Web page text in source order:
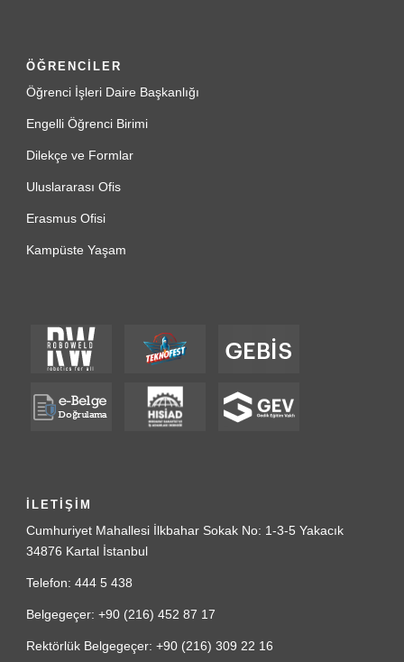
ÖĞRENCİLER
Öğrenci İşleri Daire Başkanlığı
Engelli Öğrenci Birimi
Dilekçe ve Formlar
Uluslararası Ofis
Erasmus Ofisi
Kampüste Yaşam
İLETİŞİM
Cumhuriyet Mahallesi İlkbahar Sokak No: 1-3-5 Yakacık
34876 Kartal İstanbul
Telefon: 444 5 438
Belgegeçer: +90 (216) 452 87 17
Rektörlük Belgegeçer: +90 (216) 309 22 16